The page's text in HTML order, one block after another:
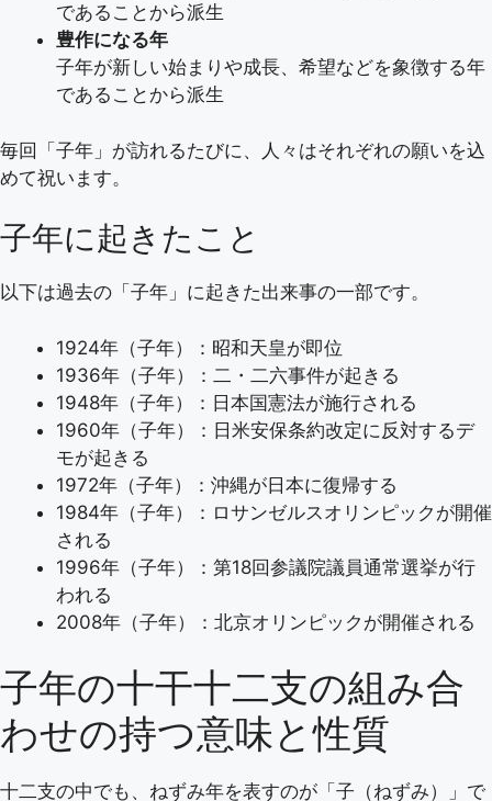
であることから派生
豊作になる年
子年が新しい始まりや成長、希望などを象徴する年
であることから派生
毎回「子年」が訪れるたびに、人々はそれぞれの願いを込
めて祝います。
子年に起きたこと
以下は過去の「子年」に起きた出来事の一部です。
1924年（子年）：昭和天皇が即位
1936年（子年）：二・二六事件が起きる
1948年（子年）：日本国憲法が施行される
1960年（子年）：日米安保条約改定に反対するデ
モが起きる
1972年（子年）：沖縄が日本に復帰する
1984年（子年）：ロサンゼルスオリンピックが開催
される
1996年（子年）：第18回参議院議員通常選挙が行
われる
2008年（子年）：北京オリンピックが開催される
子年の十干十二支の組み合
わせの持つ意味と性質
十二支の中でも、ねずみ年を表すのが「子（ねずみ）」で